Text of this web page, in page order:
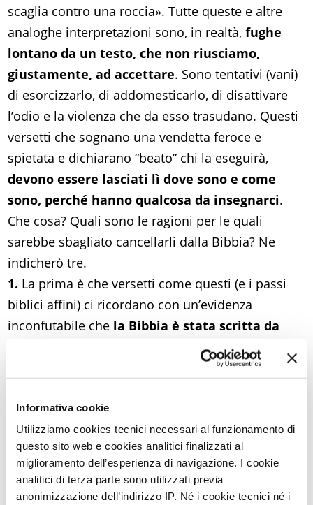
Informativa cookie
Utilizziamo cookies tecnici necessari al funzionamento di
questo sito web e cookies analitici finalizzati al
miglioramento dell’esperienza di navigazione. I cookie
analitici di terza parte sono utilizzati previa
anonimizzazione dell’indirizzo IP. Né i cookie tecnici né i
scaglia contro una roccia». Tutte queste e altre
analoghe interpretazioni sono, in realtà,fughe
lontano da un testo, che non riusciamo,
giustamente, ad accettare. Sono tentativi (vani)
di esorcizzarlo, di addomesticarlo, di disattivare
l’odio e la violenza che da esso trasudano. Questi
versetti che sognano una vendetta feroce e
spietata e dichiarano “beato” chi la eseguirà,
devono essere lasciati lì dove sono e come
sono, perché hanno qualcosa da insegnarci.
Che cosa? Quali sono le ragioni per le quali
sarebbe sbagliato cancellarli dalla Bibbia? Ne
indicherò tre.
1. La prima è che versetti come questi (e i passi
biblici affini) ci ricordano con un’evidenza
inconfutabile che la Bibbia è stata scritta da
uomini, non da angeli, da uomini, non da Dio
Essa quindi porta, insieme al suo messaggio
«Umana, troppo umana» (potremmo dire con
Nietzsche) è la Bibbia, con le sue ingenuità, le sue
contraddizioni, le sue discutibili ricostruzioni
storiche, i suoi spropositi scientifici, il suo modo
troppo umano di parlare di Dio (un Dio con tanto